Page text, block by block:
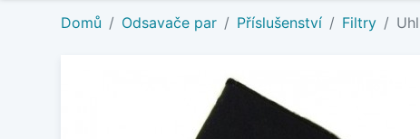
Domů Odsavače par Příslušenství Filtry